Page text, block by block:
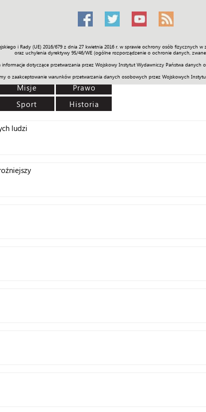
i Rady (UE) 2016/679 z dnia 27 kwietnia 2016 r. w sprawie ochrony osób
oraz uchylenia dyrektywy 95/46/WE (ogólne rozporządzenie o ochronie danych, zwane
dotyczące przetwarzania przez Wojskowy Instytut Wydawniczy Państwa danych
o zaakceptowanie warunków przetwarzania danych osobowych przez Wojskowych
Świat Społeczność Sport Historia Galerie
Misje
Prawo
Sport Historia
ludzi